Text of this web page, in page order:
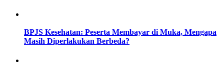
BPJS Kesehatan: Peserta Membayar di Muka, Mengapa
Masih Diperlakukan Berbeda?